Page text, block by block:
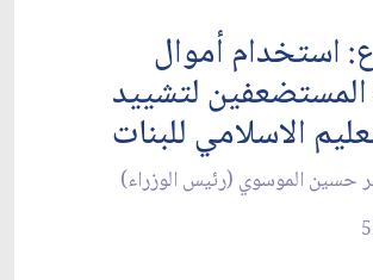
استخدام أموال
لتشييد
الاسلامي للبنات‏
حسين الموسوي (رئيس الوزراء)